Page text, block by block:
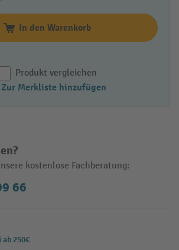
In den Warenkorb
Produkt vergleichen
Zur Merkliste hinzufügen
kostenlose Fachberatung:
66
250€